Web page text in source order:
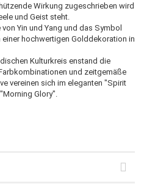
Wirkung zugeschrieben wird
und Geist steht.
Yin und Yang und das Symbol
hochwertigen Golddekoration in
Kulturkreis enstand die
und zeitgemäße
vereinen sich im eleganten "Spirit
Glory".